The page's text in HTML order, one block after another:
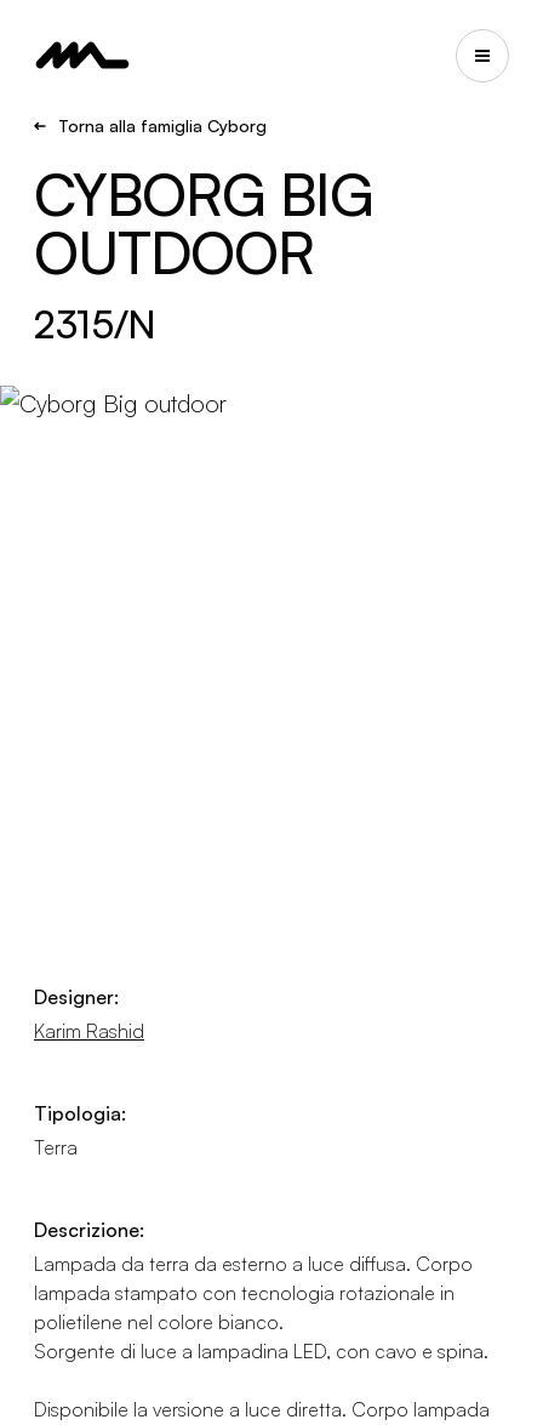
Torna alla famiglia Cyborg
CYBORG BIG
OUTDOOR
2315/N
Designer:
Karim Rashid
Tipologia:
Terra
Descrizione:
Lampada da terra da esterno a luce diffusa. Corpo
lampada stampato con tecnologia rotazionale in
polietilene nel colore bianco.
Sorgente di luce a lampadina LED, con cavo e spina.
Disponibile la versione a luce diretta. Corpo lampada